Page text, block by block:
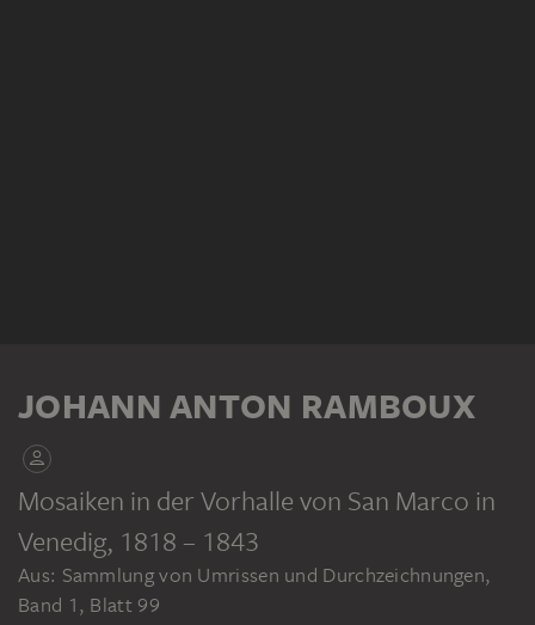
JOHANN ANTON RAMBOUX
Mosaiken in der Vorhalle von San Marco in
Venedig, 1818 – 1843
Aus: Sammlung von Umrissen und Durchzeichnungen,
Band 1, Blatt 99